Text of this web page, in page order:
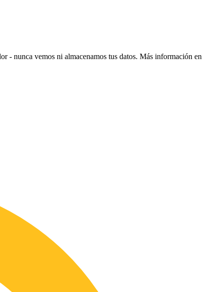
- nunca vemos ni almacenamos tus datos. Más información en